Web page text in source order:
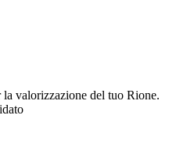
valorizzazione del tuo Rione.